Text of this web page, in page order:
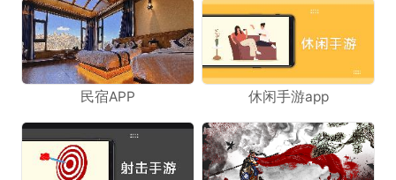
民宿APP 休闲手游app